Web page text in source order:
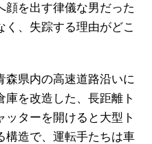
顔を出す律儀な男だった
く、失踪する理由がどこ
森県内の高速道路沿いに
を改造した、長距離ト
ターを開けると大型ト
構造で、運転手たちは車